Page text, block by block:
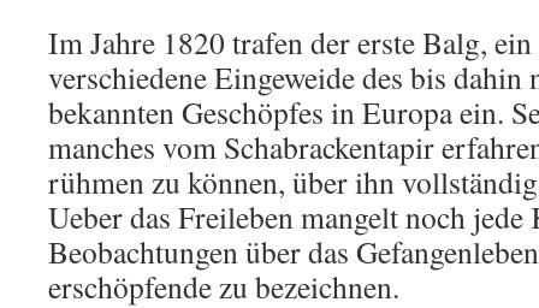
Im Jahre 1820 trafen der erste Balg,
verschiedene Eingeweide des bis
bekannten Geschöpfes in Europa ein.
manches vom Schabrackentapir
rühmen zu können, über ihn
Ueber das Freileben mangelt noch jede
Beobachtungen über das
erschöpfende zu bezeichnen.